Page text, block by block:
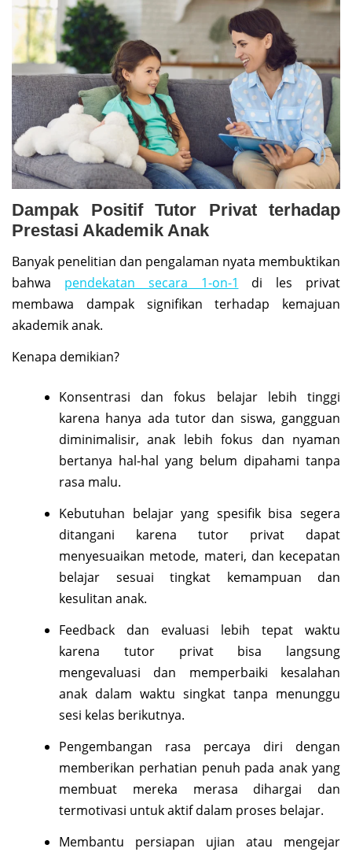
Dampak Positif Tutor Privat terhadap
Prestasi Akademik Anak
Banyak penelitian dan pengalaman nyata membuktikan
bahwa pendekatan secara 1-on-1
di les privat
membawa dampak signifikan terhadap kemajuan
akademik anak.
Kenapa demikian?
Konsentrasi dan fokus belajar lebih tinggi
karena hanya ada tutor dan siswa, gangguan
diminimalisir, anak lebih fokus dan nyaman
bertanya hal-hal yang belum dipahami tanpa
rasa malu.
Kebutuhan belajar yang spesifik bisa segera
ditangani karena tutor privat dapat
menyesuaikan metode, materi, dan kecepatan
belajar sesuai tingkat kemampuan dan
kesulitan anak.
Feedback dan evaluasi lebih tepat waktu
karena tutor privat bisa langsung
mengevaluasi dan memperbaiki kesalahan
anak dalam waktu singkat tanpa menunggu
sesi kelas berikutnya.
Pengembangan rasa percaya diri dengan
memberikan perhatian penuh pada anak yang
membuat mereka merasa dihargai dan
termotivasi untuk aktif dalam proses belajar.
Membantu persiapan ujian atau mengejar